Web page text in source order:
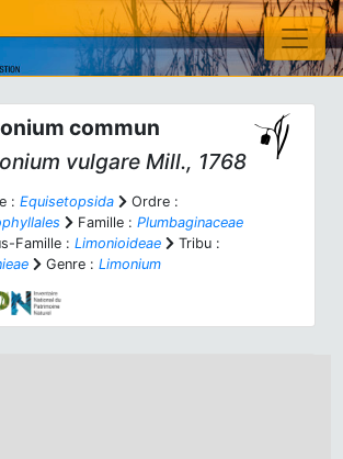
commun
vulgare Mill., 1768
: Equisetopsida
Ordre :
Famille : Plumbaginaceae
Famille : Limonioideae
Tribu :
Genre : Limonium